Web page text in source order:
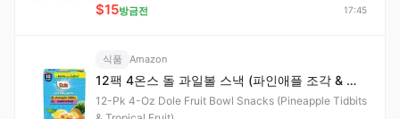
$15방금전 17:45
식품 Amazon
12팩 4온스 돌 과일볼 스낵 (파인애플 조각 & 열대과일)
12-Pk 4-Oz Dole Fruit Bowl Snacks (Pineapple Tidbits